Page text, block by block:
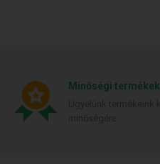
Minőségi termékek